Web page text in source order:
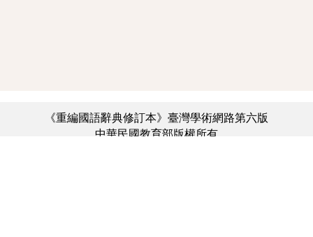
《重編國語辭典修訂本》臺灣學術網路第六版
中華民國教育部版權所有